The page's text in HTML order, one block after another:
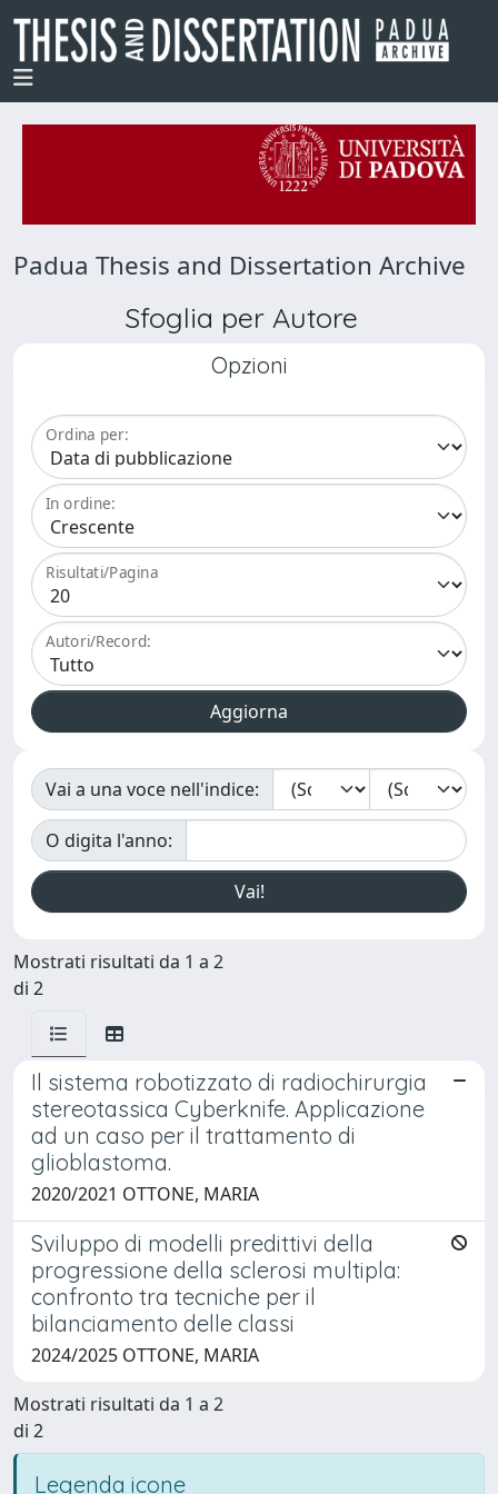
Padua Thesis and Dissertation Archive
Sfoglia per Autore
Opzioni
Ordina per:
In ordine:
Risultati/Pagina
Autori/Record:
Vai a una voce nell'indice:
O digita l'anno:
Mostrati risultati da 1 a 2
di 2
Il sistema robotizzato di radiochirurgia
stereotassica Cyberknife. Applicazione
ad un caso per il trattamento di
glioblastoma.
2020/2021 OTTONE, MARIA
Sviluppo di modelli predittivi della
progressione della sclerosi multipla:
confronto tra tecniche per il
bilanciamento delle classi
2024/2025 OTTONE, MARIA
Mostrati risultati da 1 a 2
di 2
Legenda icone